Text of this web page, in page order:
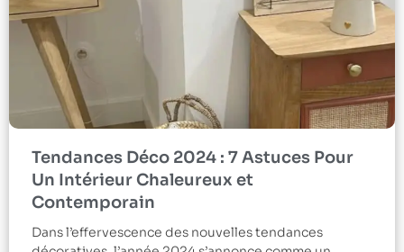
Tendances Déco 2024 : 7 Astuces Pour
Un Intérieur Chaleureux et
Contemporain
Dans l’effervescence des nouvelles tendances